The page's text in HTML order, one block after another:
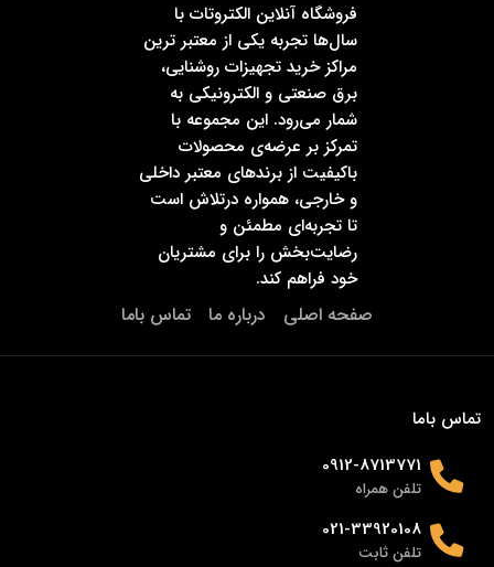
فروشگاه آنلاین الکتروتات با
سال‌ها تجربه یکی از معتبر ترین
مراکز خرید تجهیزات روشنایی،
برق صنعتی و الکترونیکی به
شمار می‌رود. این مجموعه با
تمرکز بر عرضه‌ی محصولات
باکیفیت از برندهای معتبر داخلی
و خارجی، همواره درتلاش است
تا تجربه‌ای مطمئن و
رضایت‌بخش را برای مشتریان
خود فراهم کند.
صفحه اصلی درباره ما تماس باما
تماس باما
0912-8713771
تلفن همراه
021-33920108
تلفن ثابت